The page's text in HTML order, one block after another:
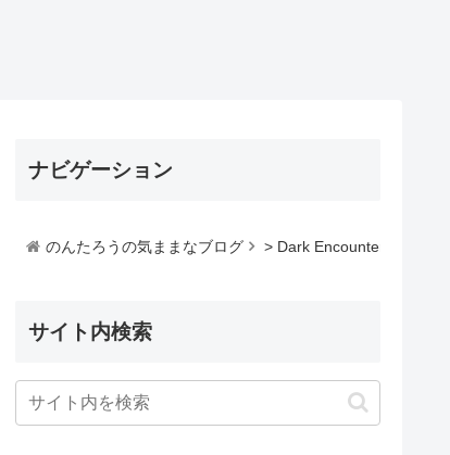
ナビゲーション
のんたろうの気ままなブログ > Dark Encounters
サイト内検索